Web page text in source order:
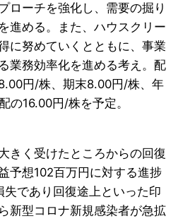
ローチを強化し、需要の掘り
進める。また、ハウスクリー
に努めていくとともに、事業
業務効率化を進める考え。配
円/株、期末8.00円/株、年
の16.00円/株を予定。
きく受けたところからの回復
予想102百万円に対する進捗
であり回復途上といった印
新型コロナ新規感染者が急拡